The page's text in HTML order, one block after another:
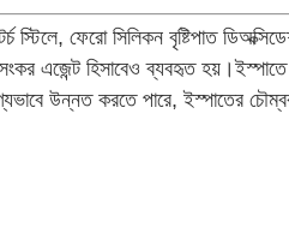
স্টিলে, ফেরো সিলিকন বৃষ্টিপাত
এজেন্ট হিসাবেও ব্যবহৃত হয়।ইস্পাতে
উন্নত করতে পারে, ইস্পাতের